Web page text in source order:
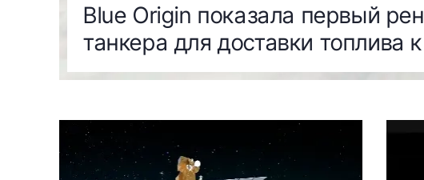
Blue Origin показала первый
танкера для доставки топлива